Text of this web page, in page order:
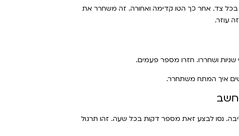
בכל צד. אחר כך הטו קדימה ואחורה. זה משחרר את
עוזר.
שניות ושחררו. חזרו מספר פעמים.
איך המתח משתחרר.
נסו לבצע זאת מספר דקות בכל שעה. זהו תרגול